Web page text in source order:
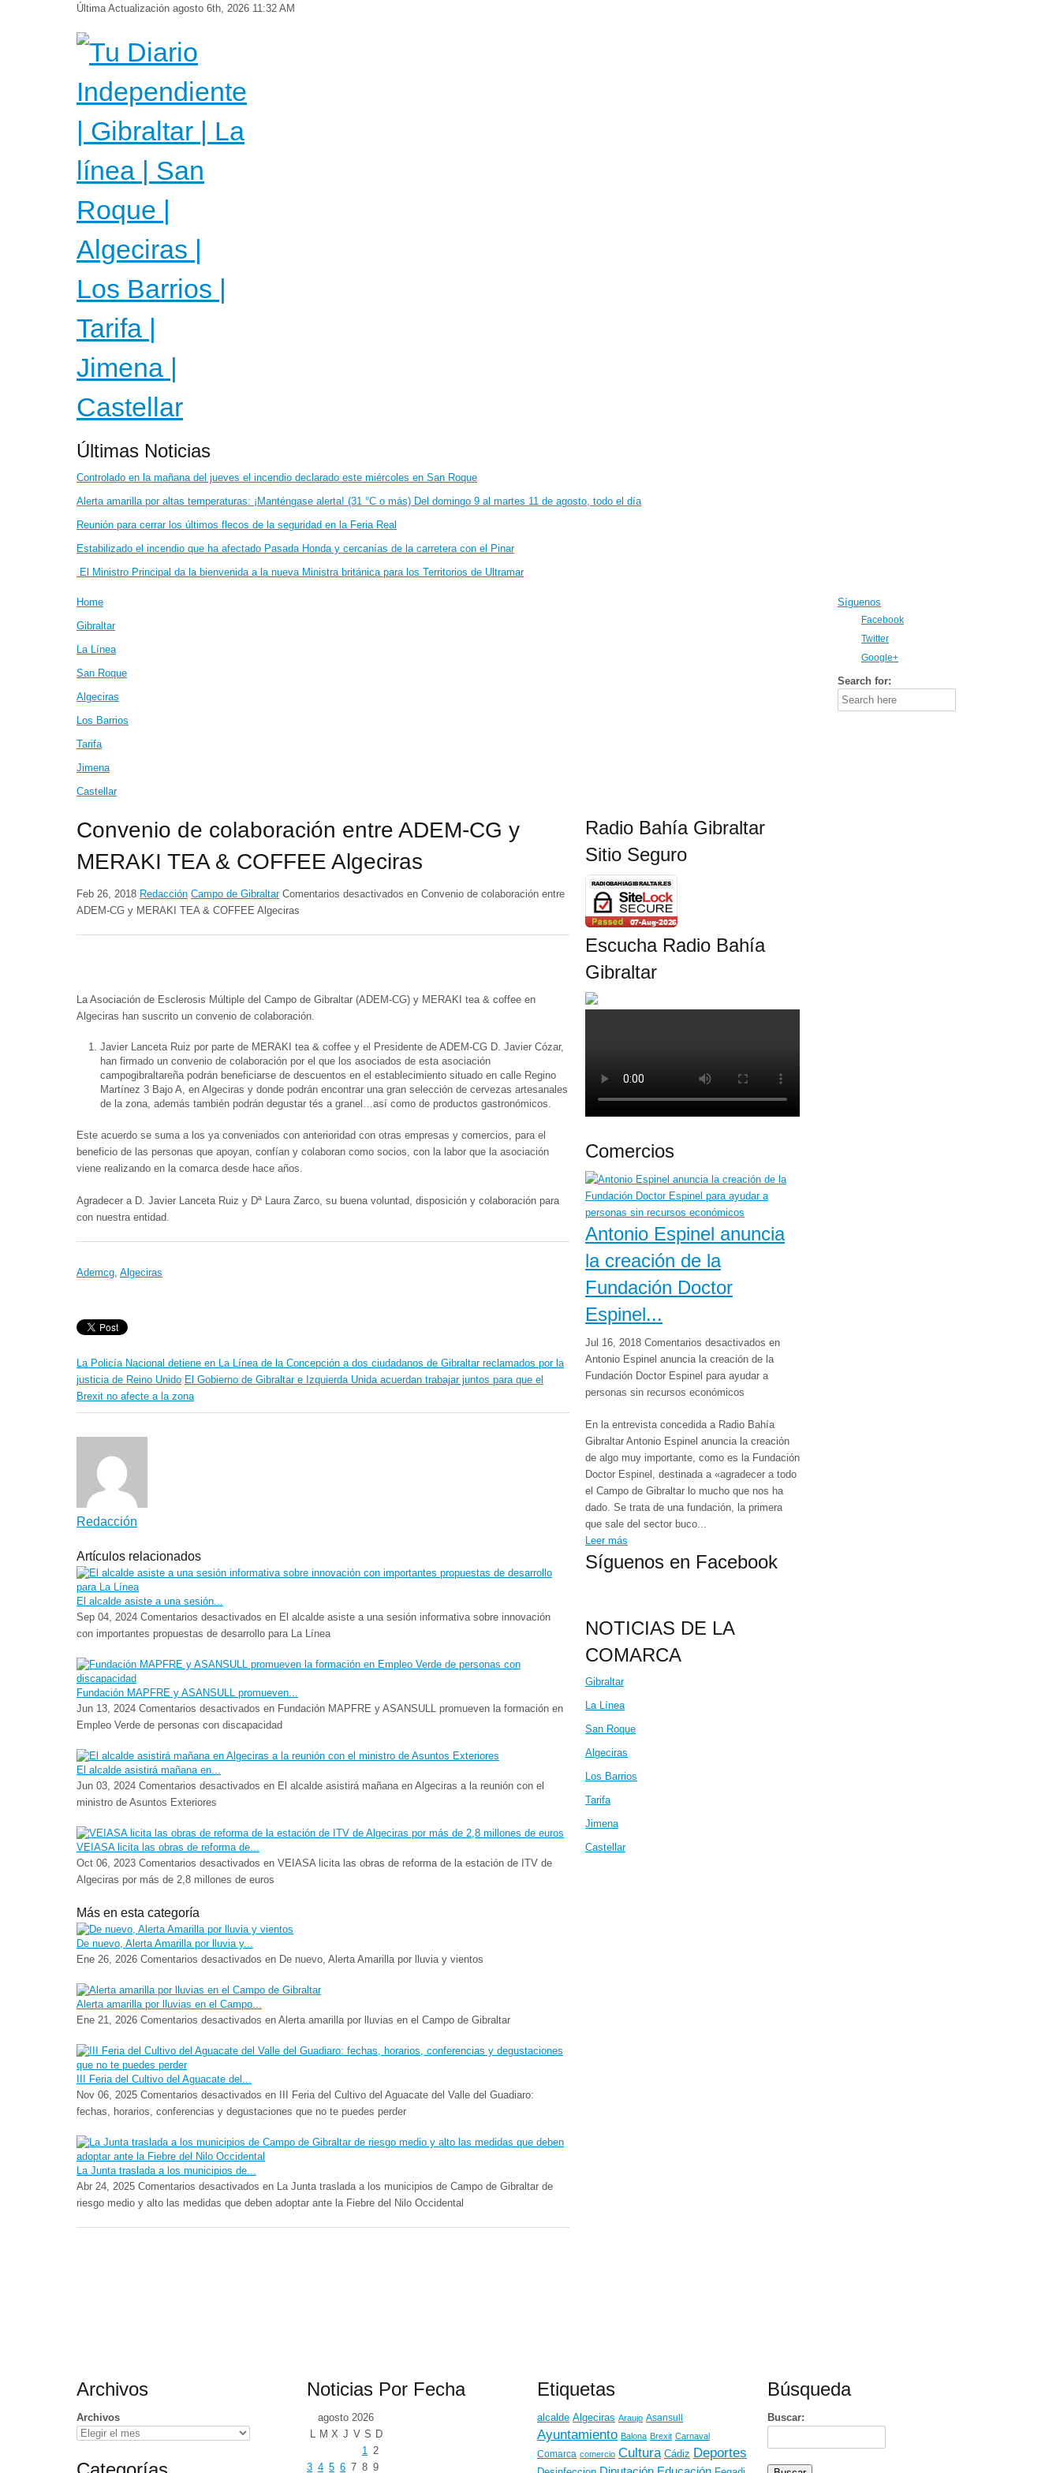
Última Actualización agosto 6th, 2026 11:32 AM
Últimas Noticias
Controlado en la mañana del jueves el incendio declarado este miércoles en San Roque
Alerta amarilla por altas temperaturas: ¡Manténgase alerta! (31 °C o más) Del domingo 9 al martes 11 de agosto, todo el día
Reunión para cerrar los últimos flecos de la seguridad en la Feria Real
Estabilizado el incendio que ha afectado Pasada Honda y cercanías de la carretera con el Pinar
El Ministro Principal da la bienvenida a la nueva Ministra británica para los Territorios de Ultramar
Home
Gibraltar
La Línea
San Roque
Algeciras
Los Barrios
Tarifa
Jimena
Castellar
Síguenos
Facebook
Twitter
Google+
Search for:
Convenio de colaboración entre ADEM-CG y
MERAKI TEA & COFFEE Algeciras
Feb 26, 2018 Redacción Campo de Gibraltar Comentarios desactivados en Convenio de colaboración entre
ADEM-CG y MERAKI TEA & COFFEE Algeciras
La Asociación de Esclerosis Múltiple del Campo de Gibraltar (ADEM-CG) y MERAKI tea & coffee en
Algeciras han suscrito un convenio de colaboración.
Javier Lanceta Ruiz por parte de MERAKI tea & coffee y el Presidente de ADEM-CG D. Javier Cózar,
han firmado un convenio de colaboración por el que los asociados de esta asociación
campogibraltareña podrán beneficiarse de descuentos en el establecimiento situado en calle Regino
Martínez 3 Bajo A, en Algeciras y donde podrán encontrar una gran selección de cervezas artesanales
de la zona, además también podrán degustar tés a granel…así como de productos gastronómicos.
Este acuerdo se suma a los ya conveniados con anterioridad con otras empresas y comercios, para el
beneficio de las personas que apoyan, confían y colaboran como socios, con la labor que la asociación
viene realizando en la comarca desde hace años.
Agradecer a D. Javier Lanceta Ruiz y Dª Laura Zarco, su buena voluntad, disposición y colaboración para
con nuestra entidad.
Ademcg, Algeciras
La Policía Nacional detiene en La Línea de la Concepción a dos ciudadanos de Gibraltar reclamados por la
justicia de Reino Unido El Gobierno de Gibraltar e Izquierda Unida acuerdan trabajar juntos para que el
Brexit no afecte a la zona
Redacción
Artículos relacionados
El alcalde asiste a una sesión...
Sep 04, 2024 Comentarios desactivados en El alcalde asiste a una sesión informativa sobre innovación
con importantes propuestas de desarrollo para La Línea
Fundación MAPFRE y ASANSULL promueven...
Jun 13, 2024 Comentarios desactivados en Fundación MAPFRE y ASANSULL promueven la formación en
Empleo Verde de personas con discapacidad
El alcalde asistirá mañana en...
Jun 03, 2024 Comentarios desactivados en El alcalde asistirá mañana en Algeciras a la reunión con el
ministro de Asuntos Exteriores
VEIASA licita las obras de reforma de...
Oct 06, 2023 Comentarios desactivados en VEIASA licita las obras de reforma de la estación de ITV de
Algeciras por más de 2,8 millones de euros
Más en esta categoría
De nuevo, Alerta Amarilla por lluvia y...
Ene 26, 2026 Comentarios desactivados en De nuevo, Alerta Amarilla por lluvia y vientos
Alerta amarilla por lluvias en el Campo...
Ene 21, 2026 Comentarios desactivados en Alerta amarilla por lluvias en el Campo de Gibraltar
III Feria del Cultivo del Aguacate del...
Nov 06, 2025 Comentarios desactivados en III Feria del Cultivo del Aguacate del Valle del Guadiaro:
fechas, horarios, conferencias y degustaciones que no te puedes perder
La Junta traslada a los municipios de...
Abr 24, 2025 Comentarios desactivados en La Junta traslada a los municipios de Campo de Gibraltar de
riesgo medio y alto las medidas que deben adoptar ante la Fiebre del Nilo Occidental
Radio Bahía Gibraltar
Sitio Seguro
Escucha Radio Bahía
Gibraltar
Comercios
Antonio Espinel anuncia
la creación de la
Fundación Doctor
Espinel...
Jul 16, 2018 Comentarios desactivados en
Antonio Espinel anuncia la creación de la
Fundación Doctor Espinel para ayudar a
personas sin recursos económicos
En la entrevista concedida a Radio Bahía
Gibraltar Antonio Espinel anuncia la creación
de algo muy importante, como es la Fundación
Doctor Espinel, destinada a «agradecer a todo
el Campo de Gibraltar lo mucho que nos ha
dado. Se trata de una fundación, la primera
que sale del sector buco...
Leer más
Síguenos en Facebook
NOTICIAS DE LA
COMARCA
Gibraltar
La Línea
San Roque
Algeciras
Los Barrios
Tarifa
Jimena
Castellar
Archivos
Archivos
Noticias Por Fecha
agosto 2026
L M X J V S D
1 2
3 4 5 6 7 8 9
Etiquetas
alcalde Algeciras Araujo Asansull
Ayuntamiento Balona Brexit Carnaval
Comarca comercio Cultura Cádiz Deportes
Búsqueda
Buscar: